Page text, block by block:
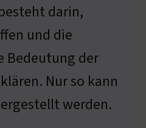
darin,
und die
Bedeutung der
Nur so kann
werden.